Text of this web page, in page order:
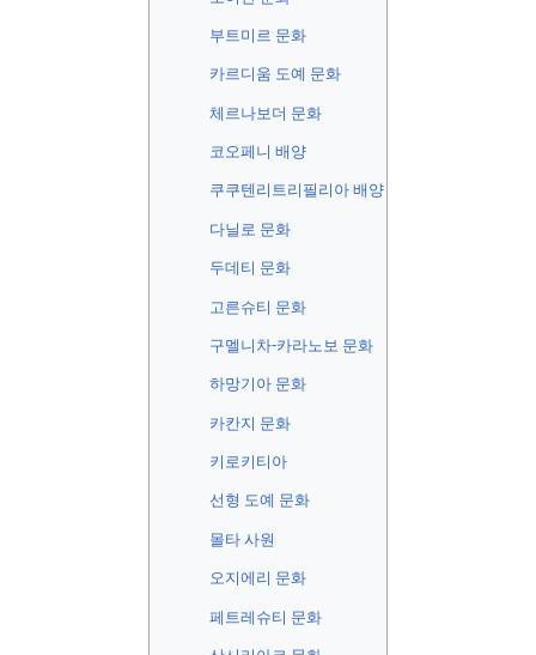
부트미르 문화
카르디움 도예 문화
체르나보더 문화
코오페니 배양
쿠쿠텐리트리필리아 배양
다닐로 문화
두데티 문화
고른슈티 문화
구멜니차-카라노보 문화
하망기아 문화
카칸지 문화
키로키티아
선형 도예 문화
몰타 사원
오지에리 문화
페트레슈티 문화